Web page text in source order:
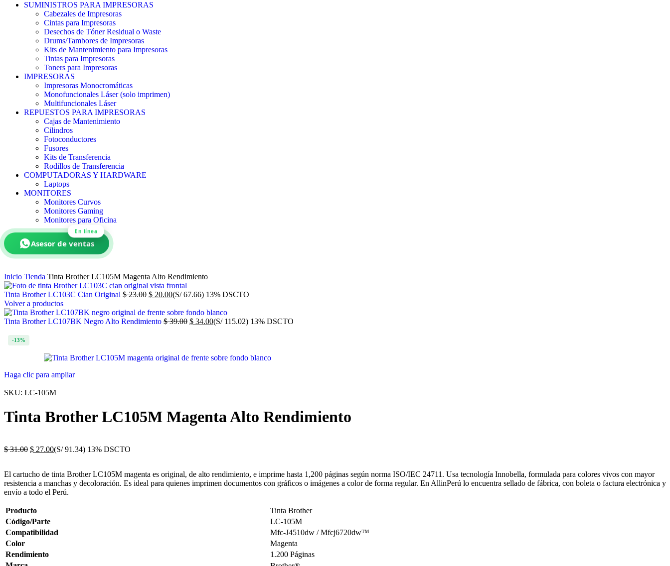
SUMINISTROS PARA IMPRESORAS
Cabezales de Impresoras
Cintas para Impresoras
Desechos de Tóner Residual o Waste
Drums/Tambores de Impresoras
Kits de Mantenimiento para Impresoras
Tintas para Impresoras
Toners para Impresoras
IMPRESORAS
Impresoras Monocromáticas
Monofuncionales Láser (solo imprimen)
Multifuncionales Láser
REPUESTOS PARA IMPRESORAS
Cajas de Mantenimiento
Cilindros
Fotoconductores
Fusores
Kits de Transferencia
Rodillos de Transferencia
COMPUTADORAS Y HARDWARE
Laptops
MONITORES
Monitores Curvos
Monitores Gaming
Monitores para Oficina
En línea
Asesor de ventas
Inicio Tienda Tinta Brother LC105M Magenta Alto Rendimiento
Tinta Brother LC103C Cian Original $23.00 $ 20.00(S/ 67.66) 13% DSCTO
Volver a productos
Tinta Brother LC107BK Negro Alto Rendimiento $39.00 $ 34.00(S/ 115.02) 13% DSCTO
-13%
Haga clic para ampliar
SKU: LC-105M
Tinta Brother LC105M Magenta Alto Rendimiento
$31.00 $ 27.00(S/ 91.34) 13% DSCTO
El cartucho de tinta Brother LC105M magenta es original, de alto rendimiento, e imprime hasta 1,200 páginas según norma ISO/IEC 24711. Usa tecnología Innobella, formulada para colores vivos con mayor
resistencia a manchas y decoloración. Es ideal para quienes imprimen documentos con gráficos o imágenes a color de forma regular. En AllinPerú lo encuentra sellado de fábrica, con boleta o factura electrónica y
envío a todo el Perú.
Producto
Tinta Brother
Código/Parte
LC-105M
Compatibilidad
Mfc-J4510dw / Mfcj6720dw™
Color
Magenta
Rendimiento
1.200 Páginas